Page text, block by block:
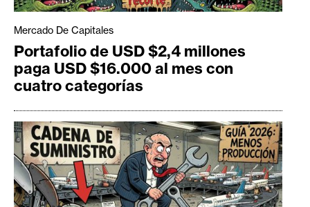
Mercado De Capitales
Portafolio de USD $2,4 millones
paga USD $16.000 al mes con
cuatro categorías